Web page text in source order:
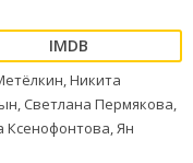
Никита
Светлана Пермякова,
Ксенофонтова, Ян